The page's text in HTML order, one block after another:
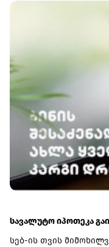
სტუდენტებს,
აგრარულ
უნივერსიტეტში
უმაღლესი
აკრედიტაცია გაიარა
სასწავლებელმა -
სახელმწიფო
სახელმწიფო
საგანმანათლებლო
უნივერსიტეტებში
სწორედ ვიწრო
ტურიზმი და
გამოც იმ
მიმართულებები
კვოტებიც გაეზარდათ.
სავალუტო იპოთეკა
სებ-ის თვის